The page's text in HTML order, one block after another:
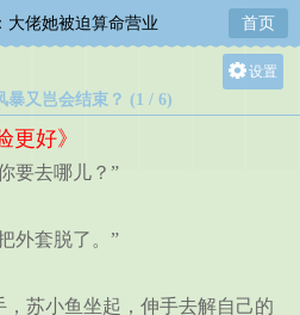
大佬她被迫算命营业 首页
设置
暴又岂会结束？ (1 / 6)
更好》
去哪儿？”
套脱了。”
苏小鱼坐起，伸手去解自己的